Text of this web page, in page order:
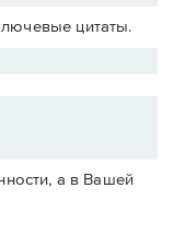
цитаты.
а в Вашей